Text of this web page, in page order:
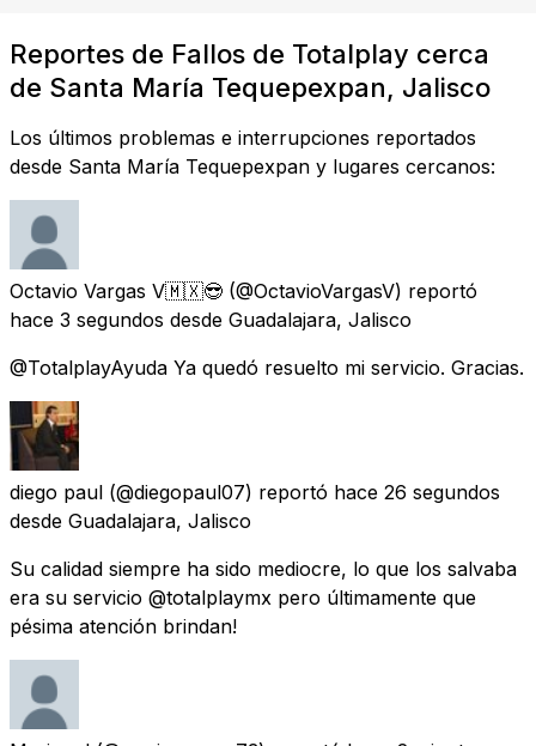
Reportes de Fallos de Totalplay cerca
de Santa María Tequepexpan, Jalisco
Los últimos problemas e interrupciones reportados
desde Santa María Tequepexpan y lugares cercanos:
Octavio Vargas V🇲🇽😎 (@OctavioVargasV) reportó
hace 3 segundos desde Guadalajara, Jalisco
@TotalplayAyuda Ya quedó resuelto mi servicio. Gracias.
diego paul (@diegopaul07) reportó hace 26 segundos
desde Guadalajara, Jalisco
Su calidad siempre ha sido mediocre, lo que los salvaba
era su servicio @totalplaymx pero últimamente que
pésima atención brindan!